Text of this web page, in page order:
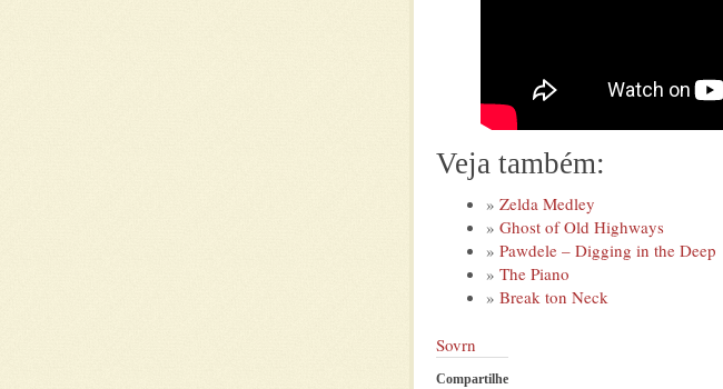
Veja também:
Zelda Medley
Ghost of Old Highways
Pawdele – Digging in the Deep
The Piano
Break ton Neck
Sovrn
Compartilhe